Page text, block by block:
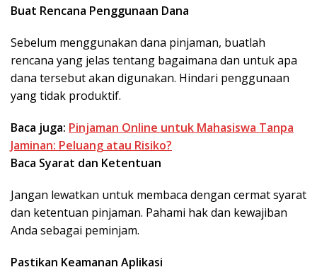
Buat Rencana Penggunaan Dana
Sebelum menggunakan dana pinjaman, buatlah
rencana yang jelas tentang bagaimana dan untuk apa
dana tersebut akan digunakan. Hindari penggunaan
yang tidak produktif.
Baca juga: Pinjaman Online untuk Mahasiswa Tanpa
Jaminan: Peluang atau Risiko?
Baca Syarat dan Ketentuan
Jangan lewatkan untuk membaca dengan cermat syarat
dan ketentuan pinjaman. Pahami hak dan kewajiban
Anda sebagai peminjam.
Pastikan Keamanan Aplikasi